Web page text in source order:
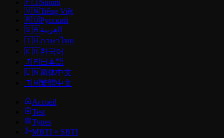
🇫🇮Suomi
🇻🇳Tiếng Việt
🇷🇺Русский
🇸🇦العربية
🇹🇭ภาษาไทย
🇰🇷한국어
🇯🇵日本語
🇨🇳简体中文
🇹🇼繁體中文
Accueil
Test
Types
MBTI × SBTI